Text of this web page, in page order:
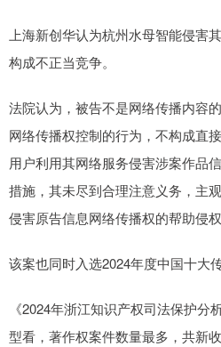
上海新创华认为杭州水母智能侵害
构成不正当竞争。
法院认为，被告不是网络传播内容
网络传播权控制的行为，不构成直
用户利用其网络服务侵害涉案作品
措施，其未尽到合理注意义务，主
侵害原告信息网络传播权的帮助侵权
该案也同时入选2024年度中国十大
《2024年浙江知识产权司法保护
型看，著作权案件数量最多，共新